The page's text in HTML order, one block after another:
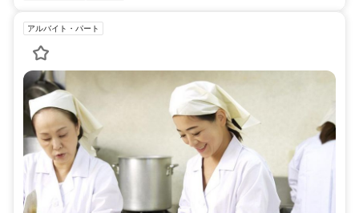
アルバイト・パート